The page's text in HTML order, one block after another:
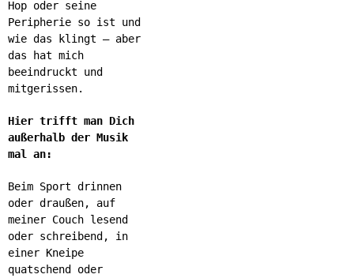
Hop oder seine
Peripherie so ist und
wie das klingt – aber
das hat mich
beeindruckt und
mitgerissen.
Hier trifft man Dich
außerhalb der Musik
mal an:
Beim Sport drinnen
oder draußen, auf
meiner Couch lesend
oder schreibend, in
einer Kneipe
quatschend oder